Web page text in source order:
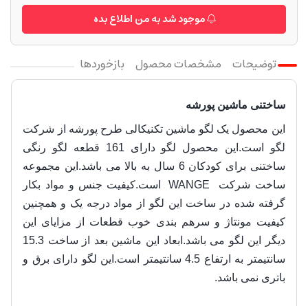
موجود شد به من اطلاع بده
توضیحات مشخصات محصول بازخوردها
ساختنی ماشین پورشه
این محصول یک لگو ماشین تکنیکالی طرح پورشه از شرکت
لگو است.این محصول لگو دارای 161 قطعه لگو رنگی
ساختنی برای کودکان 6 سال به بالا می باشد.این مجموعه
ساخت شرکت
WANGE است.کیفیت جنس و مواد بکار
گرفته شده در ساخت این لگو از مواد درجه یک و همچنین
کیفیت مونتاژ و سرهم بندی خوب قطعات از مزایای این
دیگر این لگو می باشد.ابعاد این ماشین بعد از ساخت 15.3
سانتیمتر به ارتفاع 4.5 سانتیمتر است.
این لگو دارای برق و
باتری نمی باشد.